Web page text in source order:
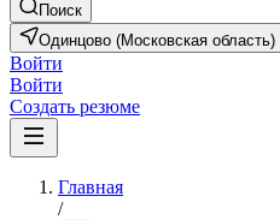
Поиск
Одинцово (Московская область)
Войти
Войти
Создать резюме
Главная
/